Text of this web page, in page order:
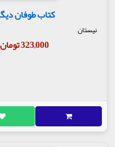
کتاب طوفان
نیستان
323,000 تومان